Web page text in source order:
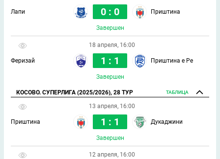
Лапи 0 : 0 Приштина
Завершен
18 апреля, 16:00
Феризай 1 : 1 Приштина е Ре
Завершен
КОСОВО. СУПЕРЛИГА (2025/2026), 28 ТУР ТАБЛИЦА
13 апреля, 16:00
Приштина 1 : 1 Дукаджини
Завершен
12 апреля, 16:00